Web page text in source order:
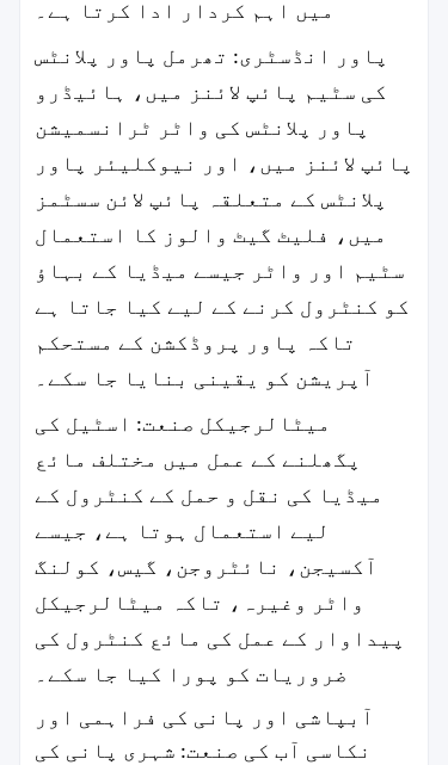
میں اہم کردار ادا کرتا ہے۔
پاور انڈسٹری: تھرمل پاور پلانٹس
کی سٹیم پائپ لائنز میں، ہائیڈرو
پاور پلانٹس کی واٹر ٹرانسمیشن
پائپ لائنز میں، اور نیوکلیئر پاور
پلانٹس کے متعلقہ پائپ لائن سسٹمز
میں، فلیٹ گیٹ والوز کا استعمال
سٹیم اور واٹر جیسے میڈیا کے بہاؤ
کو کنٹرول کرنے کے لیے کیا جاتا ہے
تاکہ پاور پروڈکشن کے مستحکم
آپریشن کو یقینی بنایا جا سکے۔
میٹالرجیکل صنعت: اسٹیل کی
پگھلنے کے عمل میں مختلف مائع
میڈیا کی نقل و حمل کے کنٹرول کے
لیے استعمال ہوتا ہے، جیسے
آکسیجن، نائٹروجن، گیس، کولنگ
واٹر وغیرہ، تاکہ میٹالرجیکل
پیداوار کے عمل کی مائع کنٹرول کی
ضروریات کو پورا کیا جا سکے۔
آبپاشی اور پانی کی فراہمی اور
نکاسی آب کی صنعت: شہری پانی کی